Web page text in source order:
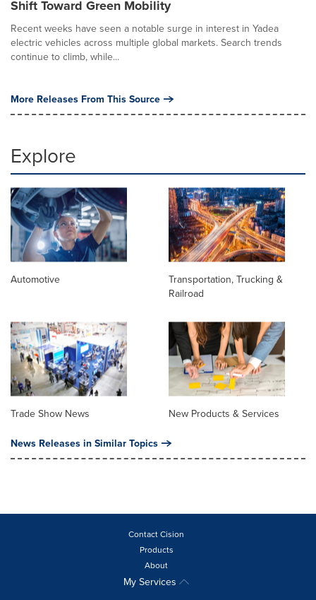
Shift Toward Green Mobility
Recent weeks have seen a notable surge in interest in Yadea
electric vehicles across multiple global markets. Search trends
continue to climb, while...
More Releases From This Source
Explore
Automotive
Transportation, Trucking &
Railroad
Trade Show News New Products & Services
News Releases in Similar Topics
Contact Cision
Products
About
My Services